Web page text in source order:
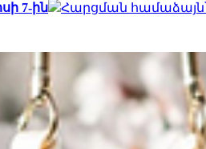
7-ին
Հարցման